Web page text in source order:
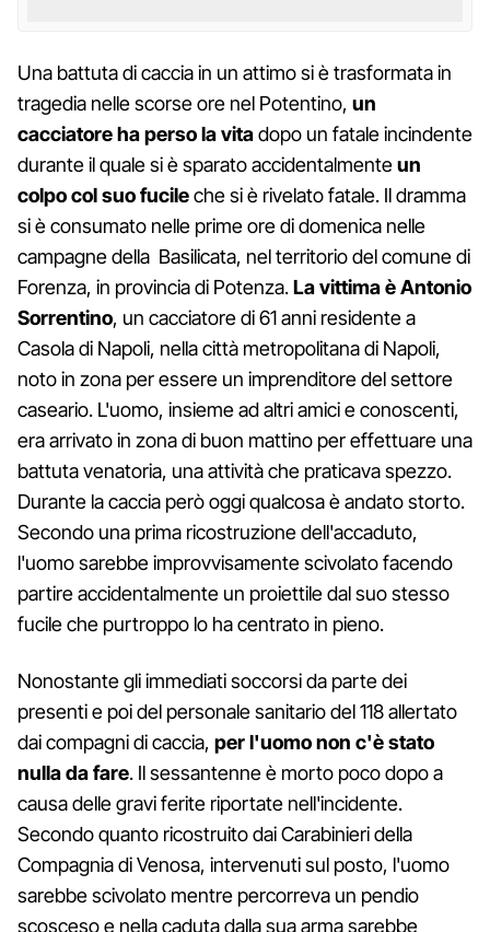
Una battuta di caccia in un attimo si è trasformata in
tragedia nelle scorse ore nel Potentino, un
cacciatore ha perso la vitadopo un fatale incindente
durante il quale si è sparato accidentalmenteun
colpo col suo fucileche si è rivelato fatale. Il dramma
si è consumato nelle prime ore di domenica nelle
campagne della Basilicata, nel territorio del comune di
Forenza, in provincia di Potenza.La vittima è Antonio
Sorrentino, un cacciatore di 61 anni residente a
Casola di Napoli, nella città metropolitana di Napoli,
noto in zona per essere un imprenditore del settore
caseario. L'uomo, insieme ad altri amici e conoscenti,
era arrivato in zona di buon mattino per effettuare una
battuta venatoria, una attività che praticava spezzo.
Durante la caccia però oggi qualcosa è andato storto.
Secondo una prima ricostruzione dell'accaduto,
l'uomo sarebbe improvvisamente scivolato facendo
partire accidentalmente un proiettile dal suo stesso
fucile che purtroppo lo ha centrato in pieno.
Nonostante gli immediati soccorsi da parte dei
presenti e poi del personale sanitario del 118 allertato
dai compagni di caccia, per l'uomo non c'è stato
nulla da fare. Il sessantenne è morto poco dopo a
causa delle gravi ferite riportate nell'incidente.
Secondo quanto ricostruito dai Carabinieri della
Compagnia di Venosa, intervenuti sul posto, l'uomo
sarebbe scivolato mentre percorreva un pendio
scosceso e nella caduta dalla sua arma sarebbe